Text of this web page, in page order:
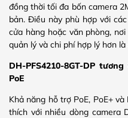
đồng thời tối đa bốn camera
bản. Điều này phù hợp với
cửa hàng hoặc văn phòng,
quản lý và chi phí hợp lý hơn
DH-PFS4210-8GT-DP
PoE
Khả năng hỗ trợ PoE, PoE+
thích với nhiều dòng camera